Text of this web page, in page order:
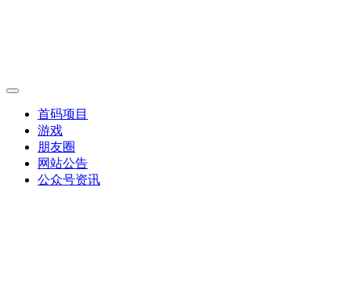
首码项目
游戏
朋友圈
网站公告
公众号资讯